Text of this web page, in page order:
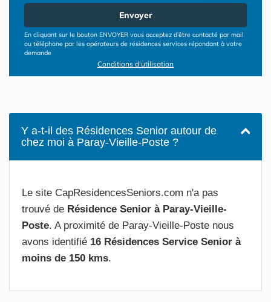
Envoyer
En cliquant sur le bouton ENVOYER vous acceptez d’être contacté par mail
ou téléphone par les opérateurs de résidences services répondant à votre
demande
Conditions d'utilisation
Y a-t-il des Résidences Senior autour de
chez moi à Paray-Vieille-Poste ?
Le site CapResidencesSeniors.com n'a pas
trouvé de Résidence Senior à Paray-Vieille-
Poste. A proximité de Paray-Vieille-Poste nous
avons identifié 16 Résidences Service Senior à
moins de 150 kms.